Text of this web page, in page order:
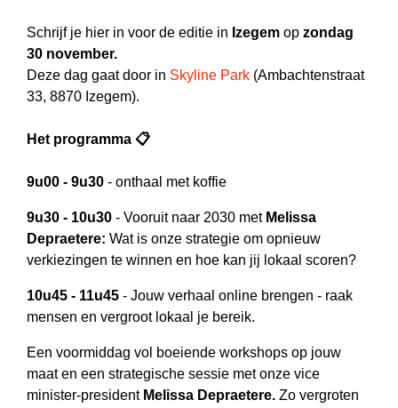
Schrijf je hier in voor de editie in Izegem opzondag
30 november.
Deze dag gaat door in Skyline Park (Ambachtenstraat
33, 8870 Izegem).
Het programma 📋
9u00 - 9u30- onthaal met koffie
9u30 - 10u30 - Vooruit naar 2030 met Melissa
Depraetere: Wat is onze strategie om opnieuw
verkiezingen te winnen en hoe kan jij lokaal scoren?
10u45 - 11u45 - Jouw verhaal online brengen - raak
mensen en vergroot lokaal je bereik.
Een voormiddag vol boeiende workshops op jouw
maat en een strategische sessie met onze vice
minister-president Melissa Depraetere. Zo vergroten